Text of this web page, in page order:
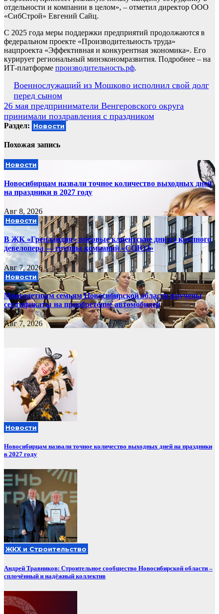
отдельности и компании в целом», – отметил директор ООО
«СибСтрой» Евгений Сайц.
С 2025 года меры поддержки предприятий продолжаются в
федеральном проекте «Производительность труда»
нацпроекта «Эффективная и конкурентная экономика». Его
курирует региональный минэкономразвития. Подробнее – на
ИТ-платформе производительность.рф.
Навигация
по
записям
Военнослужащий из Мошково исполнил свой долг
перед сыном
26 мая предприниматели Венгеровского округа
принимали поздравления с праздником
Раздел: Новости
Похожая запись
Новости
Новосибирцам назвали точное количество выходных дней
на праздники в 2027 году
Авг 8, 2026
Новости
В ЖК «Гренландия» впервые клиентские дни от крупного
девелопера — группы компаний «СОЮЗ»
Авг 7, 2026
Новости
Многодетным семьям Новосибирской области вручены
сертификаты на приобретение автомобилей
Авг 7, 2026
Новости
Новосибирцам назвали точное количество выходных дней на праздники
в 2027 году
ЖКХ и Строительство
Андрей Травников: Строительное сообщество Новосибирской области –
сплочённый и надёжный коллектив